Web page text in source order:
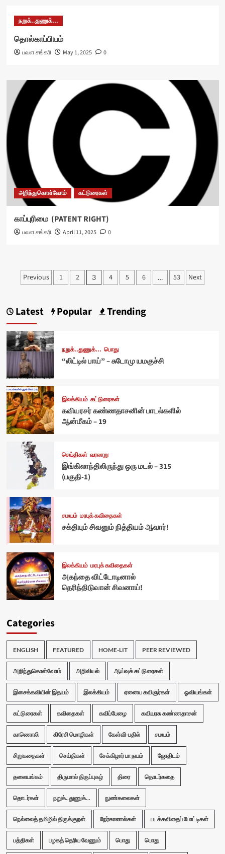
நறுக்..துணுக்...
தொல்காப்பியம்
பவள சங்கரி May 1, 2025 0
அறிந்துகொள்வோம் கட்டுரைகள்
காப்புரிமை (PATENT RIGHT)
பவள சங்கரி April 11, 2025 0
Posts
Previous 1 2 3 4 5 6 … 53 Next
Latest Popular Trending
நறுக்..துணுக்... பொது
“லிட்டில் பாய்” – சுடோமு யமகுச்சி
இலக்கியம் கட்டுரைகள்
கவியரசர் கண்ணதாசனின் பாடல்களில்
ஆன்மீகம் – 19
செய்திகள் வரலாறு
இங்கிலாந்திலிருந்து ஒரு மடல் – 315
(பகுதி-1)
சமயம் மரபுக் கவிதைகள்
சக்தியும் சிவனும் நித்தியம் ஆவார்!
இலக்கியம் மரபுக் கவிதைகள்
அகந்தை விட்டோடினால்
தெரிந்திடுவான் சிவனாய்!
Categories
ENGLISH FEATURED HOME-LIT PEER REVIEWED
அறிந்துகொள்வோம் அறிவியல் ஆய்வுக் கட்டுரைகள்
இசைக்கவியின் இதயம் இலக்கியம் ஏனைய கவிஞர்கள் ஓவியங்கள்
கட்டுரைகள் கவிதைகள் கவிப்பேழை கவியரசு கண்ணதாசன்
காணொலி கிரேசி மொழிகள் கேள்வி-பதில் சமயம்
சிறுகதைகள் செய்திகள் சேக்கிழார் பா நயம் ஜோதிடம்
தலையங்கம் திருமால் திருப்புகழ் திரை தொடர்கதை
தொடர்கள் நறுக்..துணுக்... நுண்கலைகள்
நெல்லைத் தமிழில் திருக்குறள் நேர்காணல்கள் படக்கவிதைப் போட்டிகள்
பத்திகள் பழகத் தெரிய வேணும் பொது பொது